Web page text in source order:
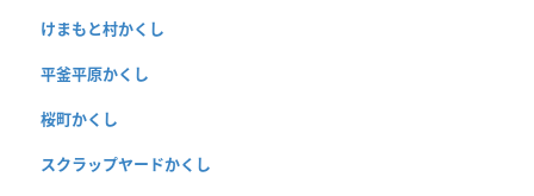
けまもと村かくし
平釜平原かくし
桜町かくし
スクラップヤードかくし